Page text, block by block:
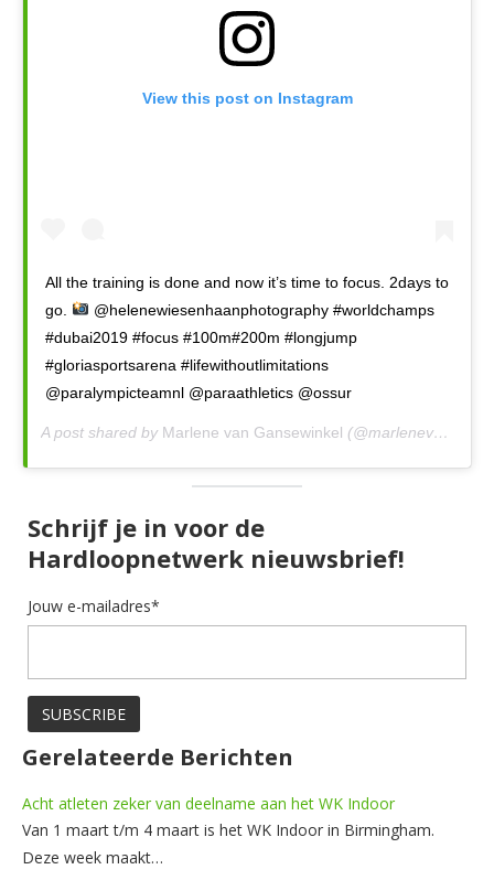
View this post on Instagram
All the training is done and now it’s time to focus. 2days to
go.
@helenewiesenhaanphotography #worldchamps
#dubai2019 #focus #100m#200m #longjump
#gloriasportsarena #lifewithoutlimitations
@paralympicteamnl @paraathletics @ossur
A post shared by Marlene van Gansewinkel (@marlenevangansewinkel) on
Schrijf je in voor de
Hardloopnetwerk nieuwsbrief!
Jouw e-mailadres*
Gerelateerde Berichten
Acht atleten zeker van deelname aan het WK Indoor
Van 1 maart t/m 4 maart is het WK Indoor in Birmingham.
Deze week maakt…